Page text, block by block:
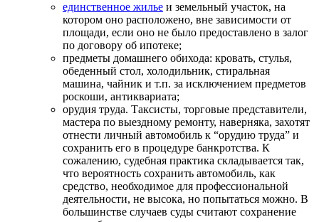
единственное жилье и земельный участок, на
котором оно расположено, вне зависимости от
площади, если оно не было предоставлено в залог
по договору об ипотеке;
предметы домашнего обихода: кровать, стулья,
обеденный стол, холодильник, стиральная
машина, чайник и т.п. за исключением предметов
роскоши, антиквариата;
орудия труда. Таксисты, торговые представители,
мастера по выездному ремонту, наверняка, захотят
отнести личный автомобиль к “орудию труда” и
сохранить его в процедуре банкротства. К
сожалению, судебная практика складывается так,
что вероятность сохранить автомобиль, как
средство, необходимое для профессиональной
деятельности, не высока, но попытаться можно. В
большинстве случаев суды считают сохранение